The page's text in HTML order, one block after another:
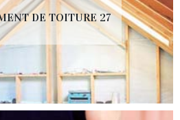
DE TOITURE 27